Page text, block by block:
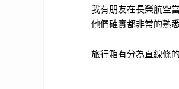
我有朋友在長榮航空
他們確實都非常的熟
旅行箱有分為直線條